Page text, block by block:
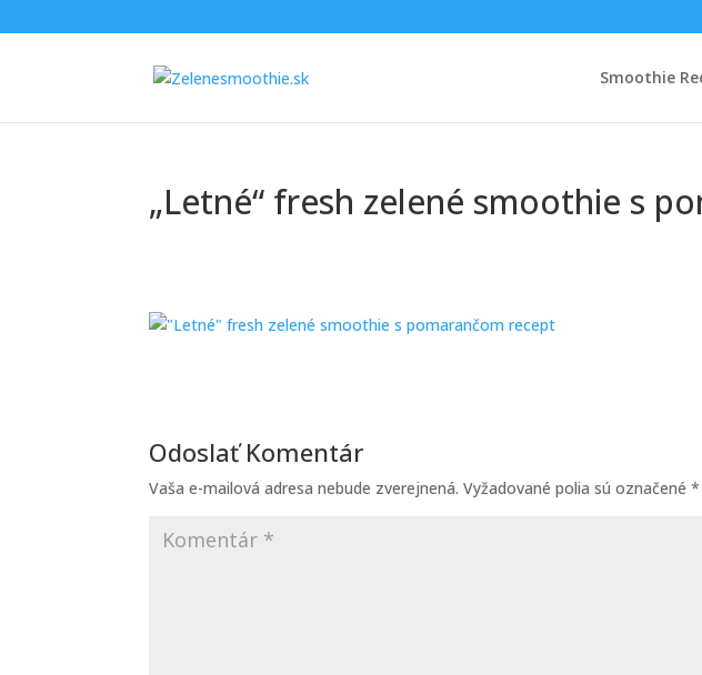
Smoothie
„Letné“ fresh zelené smoothie s
Odoslať Komentár
Vaša e-mailová adresa nebude zverejnená. Vyžadované polia sú označené*